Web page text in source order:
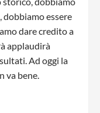
essere
dare credito a
applaudirà
Ad oggi la
va bene.